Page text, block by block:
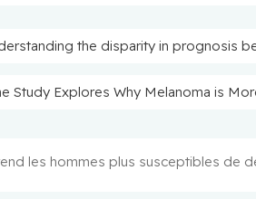
the disparity in prognosis
Study Explores Why Melanoma is
les hommes plus susceptibles de